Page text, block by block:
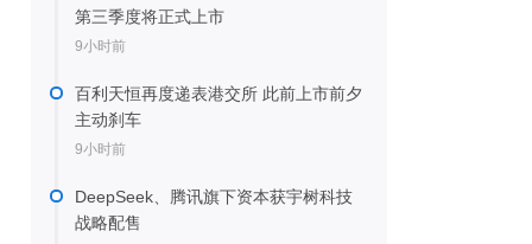
第三季度将正式上市
9小时前
百利天恒再度递表港交所 此前上市前夕
主动刹车
9小时前
DeepSeek、腾讯旗下资本获宇树科技
战略配售